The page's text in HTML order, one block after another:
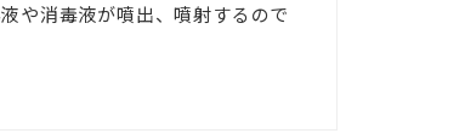
や消毒液が噴出、噴射するので